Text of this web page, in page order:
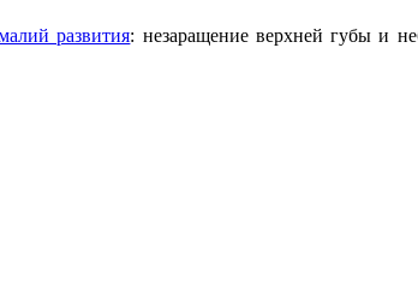
развития: незаращение верхней губы и